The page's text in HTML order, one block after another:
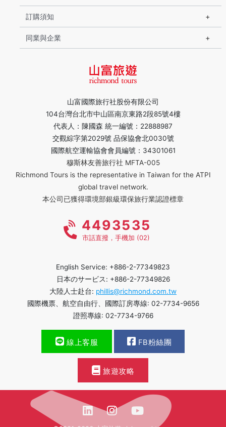
山富國際旅行社股份有限公司
104台灣台北市中山區南京東路2段85號4樓
代表人：陳國森 統一編號：22888987
交觀綜字第2029號 品保協會北0030號
國際航空運輸協會會員編號：34301061
穆斯林友善旅行社 MFTA-005
Richmond Tours is the representative in Taiwan for the ATPI
global travel network.
本公司已獲得環境部銀級環保旅行業認證標章
訂購須知
同業與企業
4493535
市話直撥，手機加 (02)
English Service: +886-2-77349823
日本のサービス: +886-2-77349826
大陸人士赴台: phillis@richmond.com.tw
國際機票、航空自由行、國際訂房專線: 02-7734-9656
證照專線: 02-7734-9766
線上客服 FB粉絲團
旅遊攻略